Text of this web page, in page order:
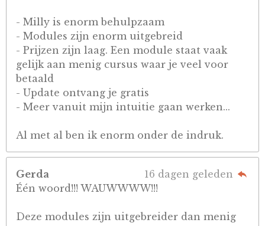
- Milly is enorm behulpzaam
- Modules zijn enorm uitgebreid
- Prijzen zijn laag. Een module staat vaak
gelijk aan menig cursus waar je veel voor
betaald
- Update ontvang je gratis
- Meer vanuit mijn intuitie gaan werken...
Al met al ben ik enorm onder de indruk.
Gerda
16 dagen geleden
Één woord!!! WAUWWWW!!!
Deze modules zijn uitgebreider dan menig